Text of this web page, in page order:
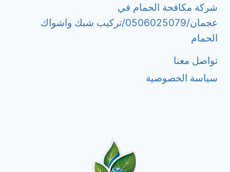
شركة مكافحة الحمام في
عجمان/0506025079/تركيب شبك واشواك
الحمام
تواصل معنا
سياسة الخصوصية